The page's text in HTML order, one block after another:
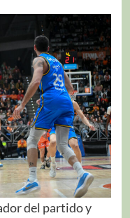
del partido y